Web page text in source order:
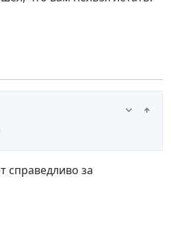
справедливо за